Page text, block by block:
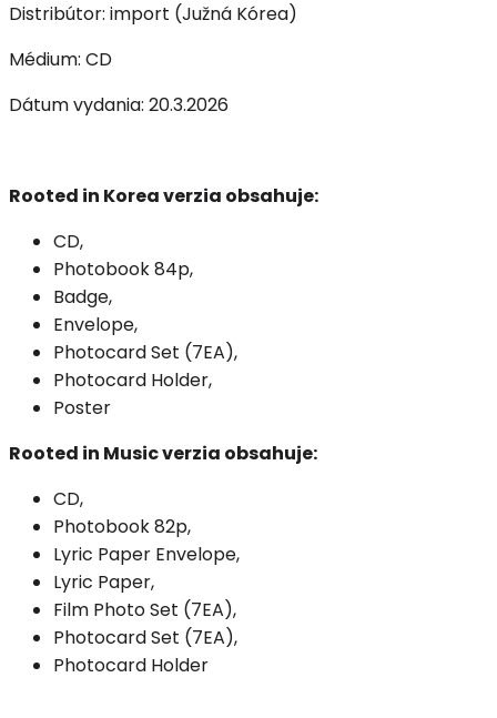
31,00 €
Distribútor: import (Južná Kórea)
Médium: CD
Dátum vydania: 20.3.2026
Rooted in Korea verzia obsahuje:
CD,
Photobook 84p,
Badge,
Envelope,
Photocard Set (7EA),
Photocard Holder,
Poster
Rooted in Music verzia obsahuje:
CD,
Photobook 82p,
Lyric Paper Envelope,
Lyric Paper,
Film Photo Set (7EA),
Photocard Set (7EA),
Photocard Holder